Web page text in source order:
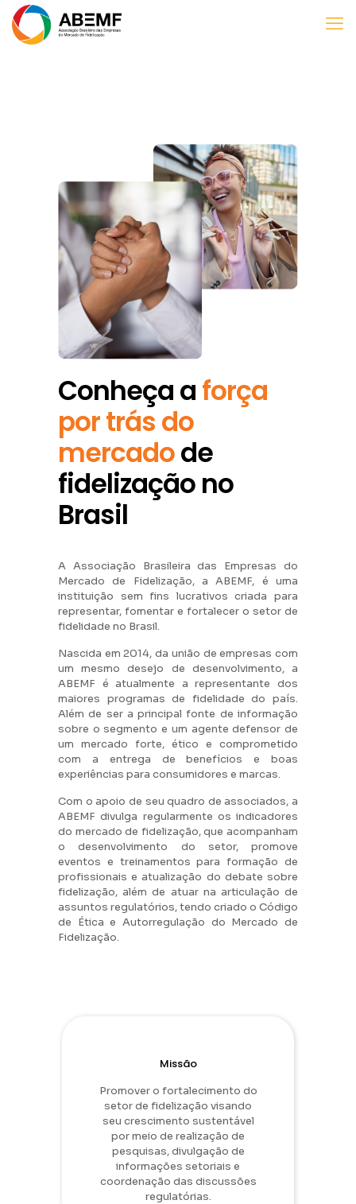
Conheça aforça
por trás do
mercadode
fidelização no
Brasil
A Associação Brasileira das Empresas do
Mercado de Fidelização, a ABEMF, é uma
instituição sem fins lucrativos criada para
representar, fomentar e fortalecer o setor de
fidelidade no Brasil.
Nascida em 2014, da união de empresas com
um mesmo desejo de desenvolvimento, a
ABEMF é atualmente a representante dos
maiores programas de fidelidade do país.
Além de ser a principal fonte de informação
sobre o segmento e um agente defensor de
um mercado forte, ético e comprometido
com a entrega de benefícios e boas
experiências para consumidores e marcas.
Com o apoio de seu quadro de associados, a
ABEMF divulga regularmente os indicadores
do mercado de fidelização, que acompanham
o desenvolvimento do setor, promove
eventos e treinamentos para formação de
profissionais e atualização do debate sobre
fidelização, além de atuar na articulação de
assuntos regulatórios, tendo criado o Código
de Ética e Autorregulação do Mercado de
Fidelização.
Missão
Promover o fortalecimento do
setor de fidelização visando
seu crescimento sustentável
por meio de realização de
pesquisas, divulgação de
informações setoriais e
coordenação das discussões
regulatórias.